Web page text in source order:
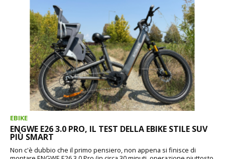
EBIKE
ENGWE E26 3.0 PRO, IL TEST DELLA EBIKE STILE SUV
PIÙ SMART
Non c'è dubbio che il primo pensiero, non appena si finisce di